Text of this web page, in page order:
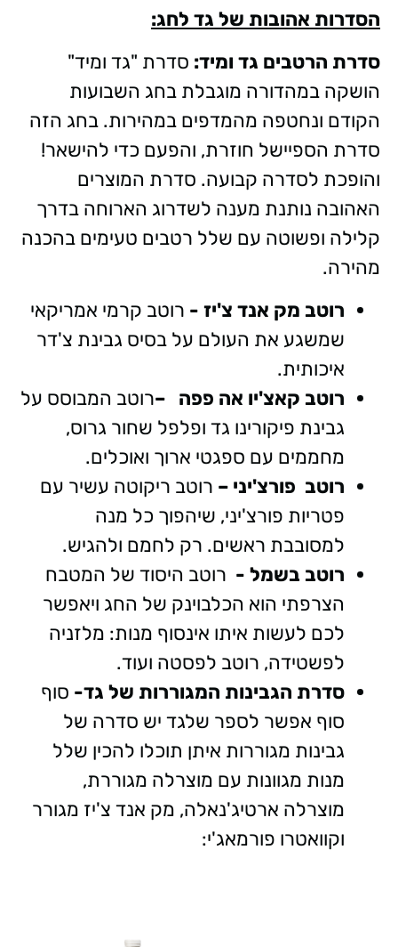
הסדרות אהובות של גד לחג:
סדרת הרטבים גד ומיד: סדרת "גד ומיד"
הושקה במהדורה מוגבלת בחג השבועות
הקודם ונחטפה מהמדפים במהירות. בחג הזה
סדרת הספיישל חוזרת, והפעם כדי להישאר!
והופכת לסדרה קבועה. סדרת המוצרים
האהובה נותנת מענה לשדרוג הארוחה בדרך
קלילה ופשוטה עם שלל רטבים טעימים בהכנה
מהירה.
רוטב מק אנד צ'יז - רוטב קרמי אמריקאי
שמשגע את העולם על בסיס גבינת צ'דר
איכותית.
רוטב קאצ'יו אה פפה –רוטב המבוסס על
גבינת פיקורינו גד ופלפל שחור גרוס,
מחממים עם ספגטי ארוך ואוכלים.
רוטב פורצ'יני – רוטב ריקוטה עשיר עם
פטריות פורצ'יני, שיהפוך כל מנה
למסובבת ראשים. רק לחמם ולהגיש.
רוטב בשמל - רוטב היסוד של המטבח
הצרפתי הוא הכלבוינק של החג ויאפשר
לכם לעשות איתו אינסוף מנות: מלזניה
לפשטידה, רוטב לפסטה ועוד.
סדרת הגבינות המגוררות של גד- סוף
סוף אפשר לספר שלגד יש סדרה של
גבינות מגוררות איתן תוכלו להכין שלל
מנות מגוונות עם מוצרלה מגוררת,
מוצרלה ארטיג'נאלה, מק אנד צ'יז מגורר
וקוואטרו פורמאג'י: